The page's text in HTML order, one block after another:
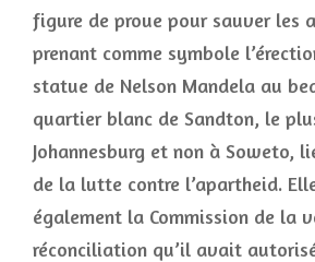
figure de proue pour sauver les
prenant comme symbole
statue de Nelson Mandela au
quartier blanc de Sandton, le
Johannesburg et non à Soweto,
de la lutte contre l’apartheid.
également la Commission de la
réconciliation qu’il avait